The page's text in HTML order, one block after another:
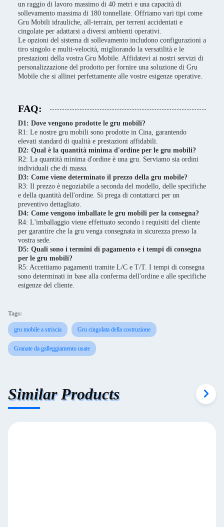
un raggio di lavoro massimo di 40 metri e una capacità di
sollevamento massima di 180 tonnellate. Offriamo vari tipi come
Gru Mobili idrauliche, all-terrain, per terreni accidentati e
cingolate per adattarsi a diversi ambienti operativi.
Le opzioni del sistema di sollevamento includono configurazioni a
tiro singolo e multi-velocità, migliorando la versatilità e le
prestazioni della vostra Gru Mobile. Affidatevi ai nostri servizi di
personalizzazione del prodotto per fornire una soluzione di Gru
Mobile che si allinei perfettamente alle vostre esigenze operative.
FAQ:
D1: Dove vengono prodotte le gru mobili?
R1: Le nostre gru mobili sono prodotte in Cina, garantendo
elevati standard di qualità e prestazioni affidabili.
D2: Qual è la quantità minima d'ordine per le gru mobili?
R2: La quantità minima d'ordine è una gru. Serviamo sia ordini
individuali che di massa.
D3: Come viene determinato il prezzo della gru mobile?
R3: Il prezzo è negoziabile a seconda del modello, delle specifiche
e della quantità dell'ordine. Si prega di contattarci per un
preventivo dettagliato.
D4: Come vengono imballate le gru mobili per la consegna?
R4: L'imballaggio viene effettuato secondo i requisiti del cliente
per garantire che la gru venga consegnata in sicurezza presso la
vostra sede.
D5: Quali sono i termini di pagamento e i tempi di consegna
per le gru mobili?
R5: Accettiamo pagamenti tramite L/C e T/T. I tempi di consegna
sono determinati in base alla conferma dell'ordine e alle specifiche
esigenze del cliente.
Tags:
gru mobile a striscia Gru cingolata della costruzione
Granate da galleggiamento usate
Similar Products